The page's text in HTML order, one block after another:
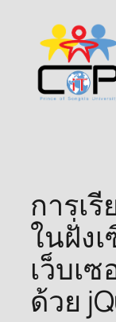
content
การเ
ในฝั่ง
เว็บเ
ด้วย